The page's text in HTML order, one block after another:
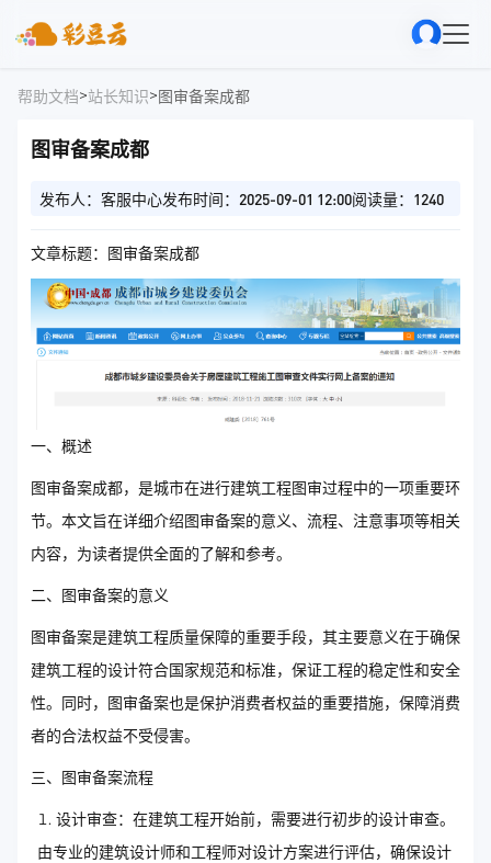
帮助文档>站长知识>图审备案成都
图审备案成都
发布人：客服中心发布时间：2025-09-01 12:00阅读量：1240
文章标题：图审备案成都
一、概述
图审备案成都，是城市在进行建筑工程图审过程中的一项重要环
节。本文旨在详细介绍图审备案的意义、流程、注意事项等相关
内容，为读者提供全面的了解和参考。
二、图审备案的意义
图审备案是建筑工程质量保障的重要手段，其主要意义在于确保
建筑工程的设计符合国家规范和标准，保证工程的稳定性和安全
性。同时，图审备案也是保护消费者权益的重要措施，保障消费
者的合法权益不受侵害。
三、图审备案流程
设计审查：在建筑工程开始前，需要进行初步的设计审查。
由专业的建筑设计师和工程师对设计方案进行评估，确保设计